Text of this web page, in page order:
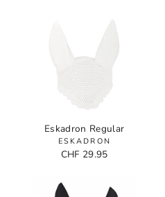
Eskadron Regular
ESKADRON
CHF 29.95